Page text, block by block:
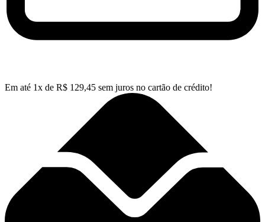
Em até 1x de R$ 129,45 sem juros no cartão de crédito!